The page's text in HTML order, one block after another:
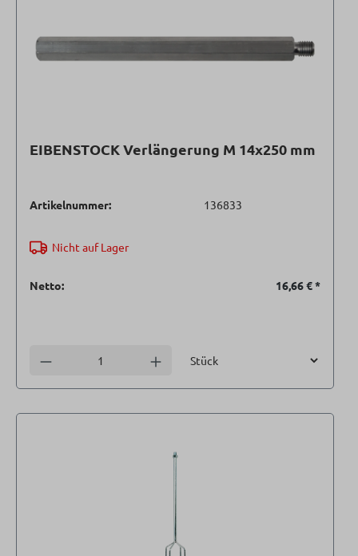
EIBENSTOCK Verlängerung M 14x250 mm
Artikelnummer: 136833
Nicht auf Lager
Netto: 16,66 €*
Anzahl verringern Anzahl erhöhen